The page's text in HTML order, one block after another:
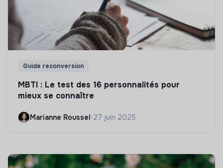
Guide reconversion
MBTI : Le test des 16 personnalités pour
mieux se connaître
Marianne Roussel•27 juin 2025